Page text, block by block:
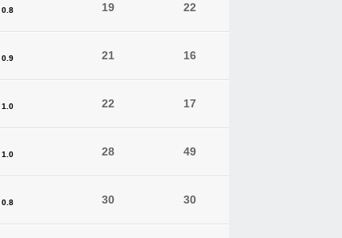
0.8
19 22
0.9
21 16
1.0
22 17
1.0
28 49
0.8
30 30